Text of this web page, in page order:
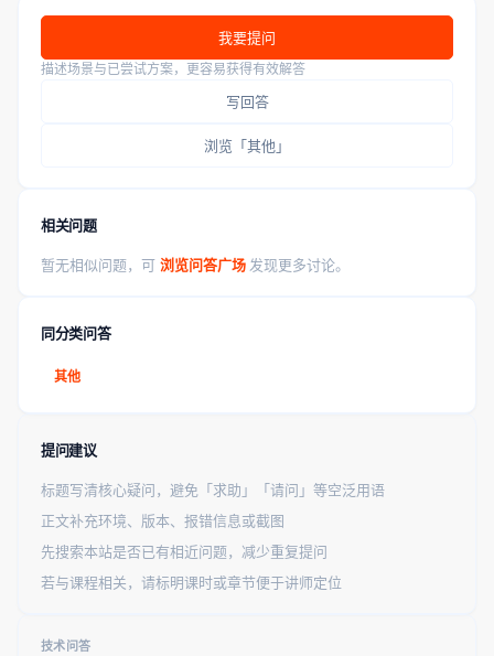
我要提问
描述场景与已尝试方案，更容易获得有效解答
写回答
浏览「其他」
相关问题
暂无相似问题，可 浏览问答广场 发现更多讨论。
同分类问答
其他
提问建议
标题写清核心疑问，避免「求助」「请问」等空泛用语
正文补充环境、版本、报错信息或截图
先搜索本站是否已有相近问题，减少重复提问
若与课程相关，请标明课时或章节便于讲师定位
技术问答